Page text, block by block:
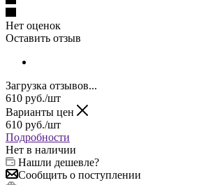
Нет оценок
Оставить отзыв
Загрузка отзывов...
610 руб./шт
Варианты цен
610 руб./шт
Подробности
Нет в наличии
Нашли дешевле?
Сообщить о поступлении